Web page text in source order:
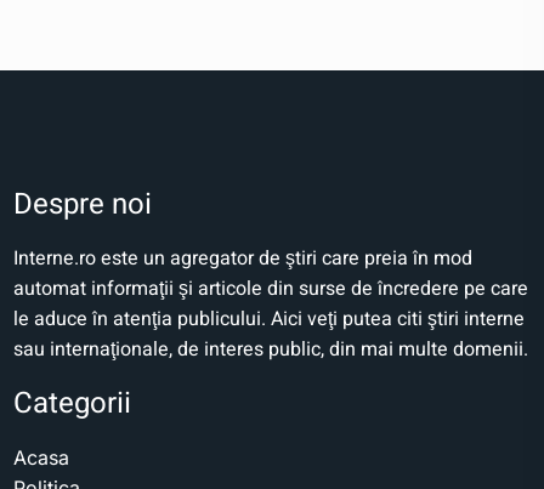
Despre noi
Interne.ro este un agregator de ştiri care preia în mod
automat informaţii şi articole din surse de încredere pe care
le aduce în atenţia publicului. Aici veţi putea citi ştiri interne
sau internaţionale, de interes public, din mai multe domenii.
Categorii
Acasa